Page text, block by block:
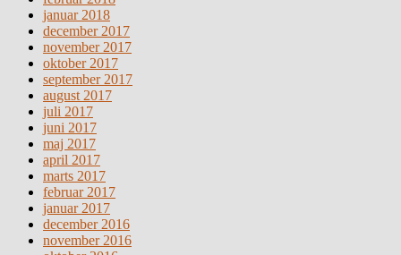
januar 2018
december 2017
november 2017
oktober 2017
september 2017
august 2017
juli 2017
juni 2017
maj 2017
april 2017
marts 2017
februar 2017
januar 2017
december 2016
november 2016